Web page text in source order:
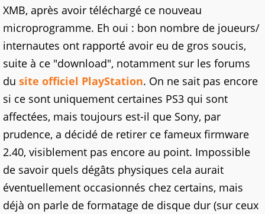
XMB, après avoir téléchargé ce nouveau
microprogramme. Eh oui : bon nombre de joueurs/
internautes ont rapporté avoir eu de gros soucis,
suite à ce "download", notamment sur les forums
du site officiel PlayStation. On ne sait pas encore
si ce sont uniquement certaines PS3 qui sont
affectées, mais toujours est-il que Sony, par
prudence, a décidé de retirer ce fameux firmware
2.40, visiblement pas encore au point. Impossible
de savoir quels dégâts physiques cela aurait
éventuellement occasionnés chez certains, mais
déjà on parle de formatage de disque dur (sur ceux